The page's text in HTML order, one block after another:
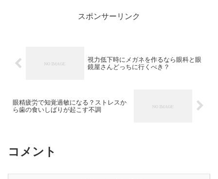
スポンサーリンク
視力低下時にメガネを作るなら眼科と眼
鏡屋さんどっちに行くべき？
眼精疲労で知覚過敏になる？ストレスか
ら歯の食いしばりが起こす不調
コメント